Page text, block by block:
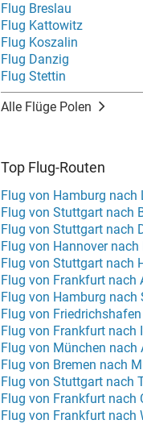
Flug Breslau
Flug Kattowitz
Flug Koszalin
Flug Danzig
Flug Stettin
Alle Flüge Polen
Top Flug-Routen
Flug von Hamburg nach
Flug von Stuttgart nach
Flug von Stuttgart nach
Flug von Hannover nach
Flug von Stuttgart nach
Flug von Frankfurt nach
Flug von Hamburg nach
Flug von
Flug von Frankfurt nach
Flug von München nach
Flug von Bremen nach
Flug von Stuttgart nach
Flug von Frankfurt nach
Flug von Frankfurt nach